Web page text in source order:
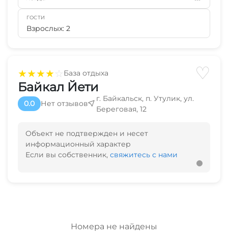
★★★★☆База отдыха ♡
Байкал Йети
0.0 Нет отзывов
г. Байкальск, п. Утулик, ул.
Береговая, 12
Объект не подтвержден и несет
информационный характер
Если вы собственник, свяжитесь с нами
Номера не найдены
ГОСТИ
Взрослых: 2